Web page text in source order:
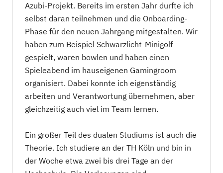
Azubi-Projekt. Bereits im ersten Jahr durfte ich
selbst daran teilnehmen und die Onboarding-
Phase für den neuen Jahrgang mitgestalten. Wir
haben zum Beispiel Schwarzlicht-Minigolf
gespielt, waren bowlen und haben einen
Spieleabend im hauseigenen Gamingroom
organisiert. Dabei konnte ich eigenständig
arbeiten und Verantwortung übernehmen, aber
gleichzeitig auch viel im Team lernen.
Ein großer Teil des dualen Studiums ist auch die
Theorie. Ich studiere an der TH Köln und bin in
der Woche etwa zwei bis drei Tage an der